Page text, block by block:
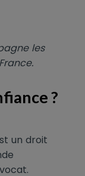
les
?
un droit